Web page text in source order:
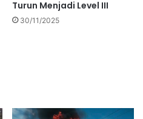
Turun Menjadi Level III
30/11/2025